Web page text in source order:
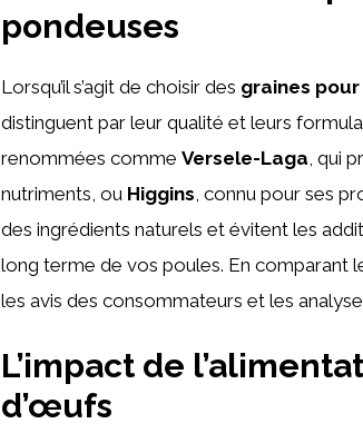
pondeuses
Lorsqu’il s’agit de choisir des graines
distinguent par leur qualité et leurs
renommées comme Versele-Laga , qui
nutriments, ou Higgins , connu pour ses
des ingrédients naturels et évitent les
long terme de vos poules. En comparant
les avis des consommateurs et les
L’impact de
d’œufs